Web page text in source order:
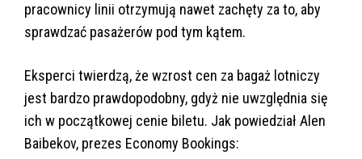
pracownicy linii otrzymują nawet zachęty za to, aby
sprawdzać pasażerów pod tym kątem.
Eksperci twierdzą, że wzrost cen za bagaż lotniczy
jest bardzo prawdopodobny, gdyż nie uwzględnia się
ich w początkowej cenie biletu. Jak powiedział Alen
Baibekov, prezes Economy Bookings: